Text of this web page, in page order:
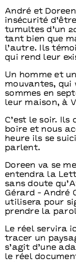
André et
insécurité
tumultes d’un
tant bien que
l’autre. Ils
qui rend leur
Un homme et
mouvantes,
sommes en
leur maison, à
C’est le soir.
boire et nous
heure ils se
parlent.
Doreen va se
entendra la
sans doute
Gérard - André
utilisera pour
prendre la
Le réel servira
tracer un
s’agit d’une
le réel